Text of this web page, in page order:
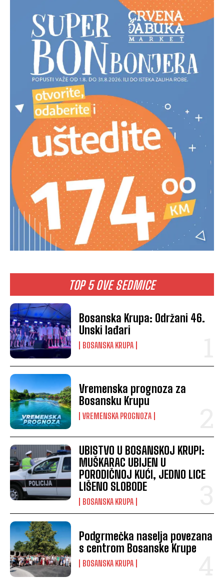
TOP 5 OVE SEDMICE
Bosanska Krupa: Održani 46.
Unski lađari
BOSANSKA KRUPA
Vremenska prognoza za
Bosansku Krupu
VREMENSKA PROGNOZA
UBISTVO U BOSANSKOJ KRUPI:
MUŠKARAC UBIJEN U
PORODIČNOJ KUĆI, JEDNO LICE
LIŠENO SLOBODE
BOSANSKA KRUPA
Podgrmečka naselja povezana
s centrom Bosanske Krupe
BOSANSKA KRUPA